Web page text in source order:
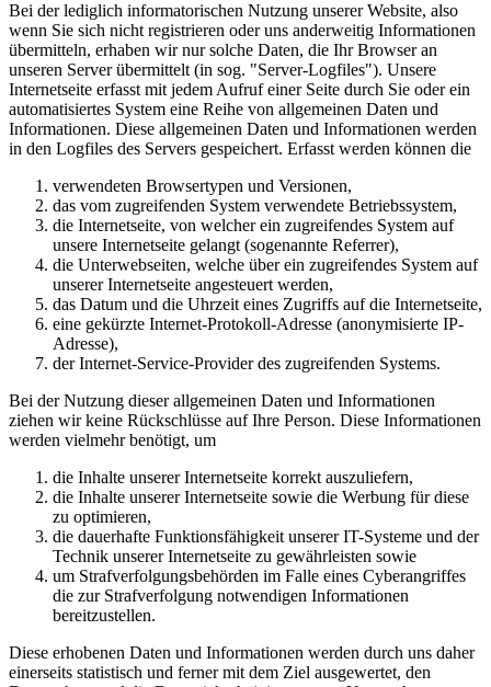
Bei der lediglich informatorischen Nutzung unserer Website, also
wenn Sie sich nicht registrieren oder uns anderweitig Informationen
übermitteln, erhaben wir nur solche Daten, die Ihr Browser an
unseren Server übermittelt (in sog. "Server-Logfiles"). Unsere
Internetseite erfasst mit jedem Aufruf einer Seite durch Sie oder ein
automatisiertes System eine Reihe von allgemeinen Daten und
Informationen. Diese allgemeinen Daten und Informationen werden
in den Logfiles des Servers gespeichert. Erfasst werden können die
verwendeten Browsertypen und Versionen,
das vom zugreifenden System verwendete Betriebssystem,
die Internetseite, von welcher ein zugreifendes System auf
unsere Internetseite gelangt (sogenannte Referrer),
die Unterwebseiten, welche über ein zugreifendes System auf
unserer Internetseite angesteuert werden,
das Datum und die Uhrzeit eines Zugriffs auf die Internetseite,
eine gekürzte Internet-Protokoll-Adresse (anonymisierte IP-
Adresse),
der Internet-Service-Provider des zugreifenden Systems.
Bei der Nutzung dieser allgemeinen Daten und Informationen
ziehen wir keine Rückschlüsse auf Ihre Person. Diese Informationen
werden vielmehr benötigt, um
die Inhalte unserer Internetseite korrekt auszuliefern,
die Inhalte unserer Internetseite sowie die Werbung für diese
zu optimieren,
die dauerhafte Funktionsfähigkeit unserer IT-Systeme und der
Technik unserer Internetseite zu gewährleisten sowie
um Strafverfolgungsbehörden im Falle eines Cyberangriffes
die zur Strafverfolgung notwendigen Informationen
bereitzustellen.
Diese erhobenen Daten und Informationen werden durch uns daher
einerseits statistisch und ferner mit dem Ziel ausgewertet, den